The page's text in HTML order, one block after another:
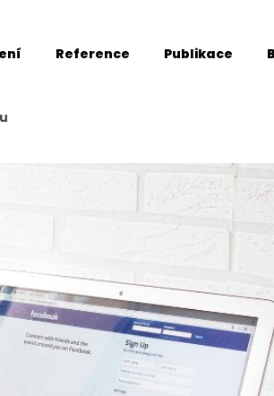
Reference Publikace